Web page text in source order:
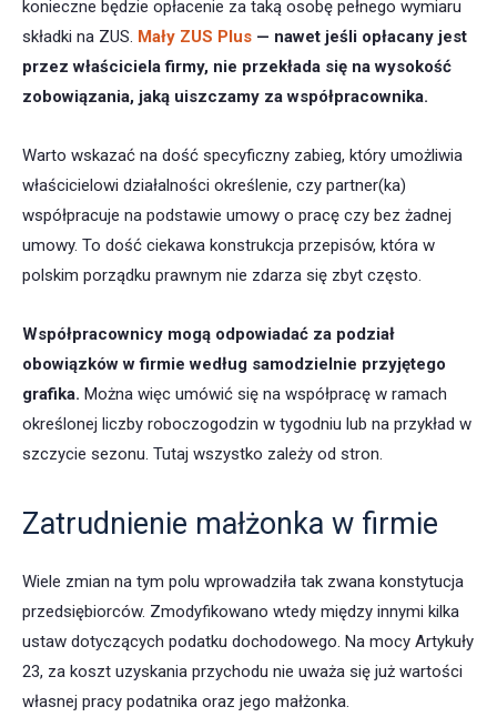
konieczne będzie opłacenie za taką osobę pełnego wymiaru
składki na ZUS. Mały ZUS Plus — nawet jeśli opłacany jest
przez właściciela firmy, nie przekłada się na wysokość
zobowiązania, jaką uiszczamy za współpracownika.
Warto wskazać na dość specyficzny zabieg, który umożliwia
właścicielowi działalności określenie, czy partner(ka)
współpracuje na podstawie umowy o pracę czy bez żadnej
umowy. To dość ciekawa konstrukcja przepisów, która w
polskim porządku prawnym nie zdarza się zbyt często.
Współpracownicy mogą odpowiadać za podział
obowiązków w firmie według samodzielnie przyjętego
grafika. Można więc umówić się na współpracę w ramach
określonej liczby roboczogodzin w tygodniu lub na przykład w
szczycie sezonu. Tutaj wszystko zależy od stron.
Zatrudnienie małżonka w firmie
Wiele zmian na tym polu wprowadziła tak zwana konstytucja
przedsiębiorców. Zmodyfikowano wtedy między innymi kilka
ustaw dotyczących podatku dochodowego. Na mocy Artykuły
23, za koszt uzyskania przychodu nie uważa się już wartości
własnej pracy podatnika oraz jego małżonka.